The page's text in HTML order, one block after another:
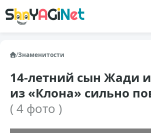
/Знаменитости
14-летний сын Жади
из «Клона» сильно
( 4 фото )